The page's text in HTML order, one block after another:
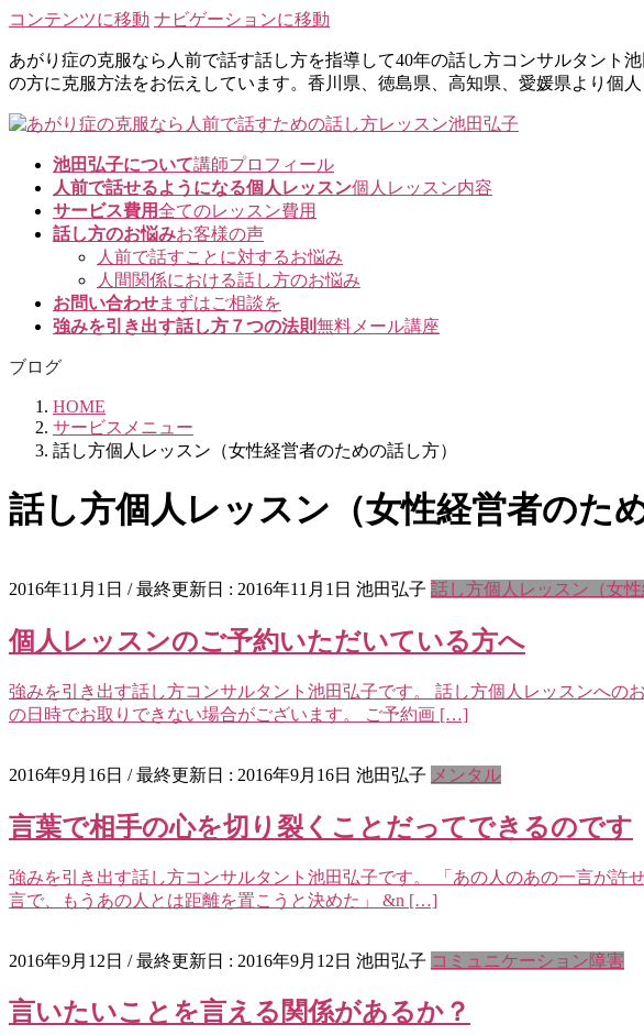
コンテンツに移動 ナビゲーションに移動
あがり症の克服なら人前で話す話し方を指導して40年の話し方コンサルタント
の方に克服方法をお伝えしています。香川県、徳島県、高知県、愛媛県より個
池田弘子について講師プロフィール
人前で話せるようになる個人レッスン個人レッスン内容
サービス費用全てのレッスン費用
話し方のお悩みお客様の声
人前で話すことに対するお悩み
人間関係における話し方のお悩み
お問い合わせまずはご相談を
強みを引き出す話し方７つの法則無料メール講座
ブログ
HOME
サービスメニュー
話し方個人レッスン（女性経営者のための話し方）
話し方個人レッスン（女性経営者のた
2016年11月1日 / 最終更新日 : 2016年11月1日 池田弘子 話し方個人レッスン（女
個人レッスンのご予約いただいている方へ
強みを引き出す話し方コンサルタント池田弘子です。 話し方個人レッスンへ
の日時でお取りできない場合がございます。 ご予約画 […]
2016年9月16日 / 最終更新日 : 2016年9月16日 池田弘子 メンタル
言葉で相手の心を切り裂くことだってできるのです
強みを引き出す話し方コンサルタント池田弘子です。 「あの人のあの一言が
言で、もうあの人とは距離を置こうと決めた」 &n […]
2016年9月12日 / 最終更新日 : 2016年9月12日 池田弘子 コミュニケーション障害
言いたいことを言える関係があるか？